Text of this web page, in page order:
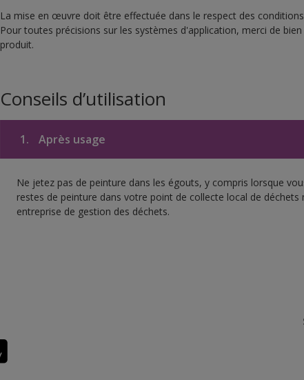
La mise en œuvre doit être effectuée dans le respect des
Pour toutes précisions sur les systèmes d'application, merci de
produit.
Conseils d’utilisation
1. Après usage
Ne jetez pas de peinture dans les égouts, y compris lorsque
restes de peinture dans votre point de collecte local de
entreprise de gestion des déchets.